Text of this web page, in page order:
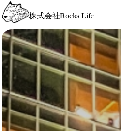
株式会社Rocks Life